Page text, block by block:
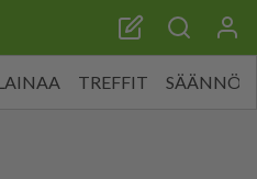
TREFFIT SÄÄNNÖT